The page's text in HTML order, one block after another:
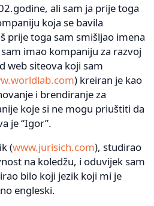
ali sam ja prije toga
koja se bavila
prije toga sam smišljao imena
imao kompaniju za razvoj
web siteova koji sam
) kreiran je kao
i brendiranje za
koje si ne mogu priuštiti da
je “Igor”.
(www.jurisich.com), studirao
na koledžu, i oduvijek sam
bilo koji jezik koji mi je
engleski.